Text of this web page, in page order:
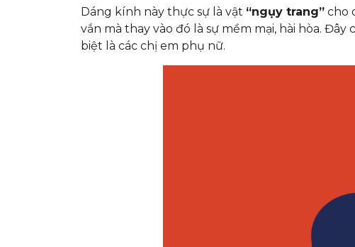
Dáng kính này thực sự là vật “ngụy trang” cho
vắn mà thay vào đó là sự mềm mại, hài hòa. Đây
biệt là các chị em phụ nữ.